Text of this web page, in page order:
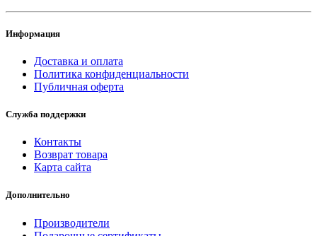
Информация
Доставка и оплата
Политика конфиденциальности
Публичная оферта
Служба поддержки
Контакты
Возврат товара
Карта сайта
Дополнительно
Производители